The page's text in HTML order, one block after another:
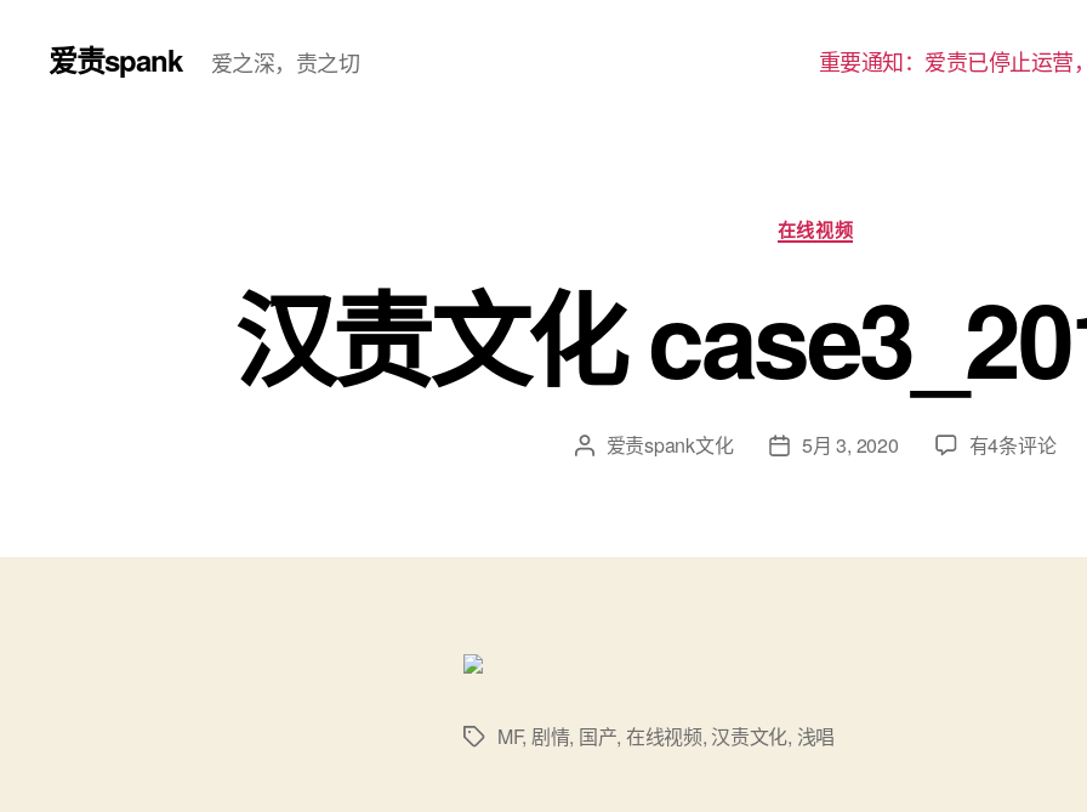
爱责spank 爱之深，责之切 重要通知：爱责已停止运营
分
类
在线视频
汉责文化
文 爱责spank文化
发 5月 3, 2020
汉
有4条评论
标
MF, 剧情, 国产, 在线视频, 汉责文化, 浅唱